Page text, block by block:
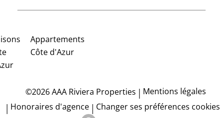
Appartements
Côte d'Azur
©2026 AAA Riviera Properties
Mentions légales
Honoraires d'agence
Changer ses préférences cookies